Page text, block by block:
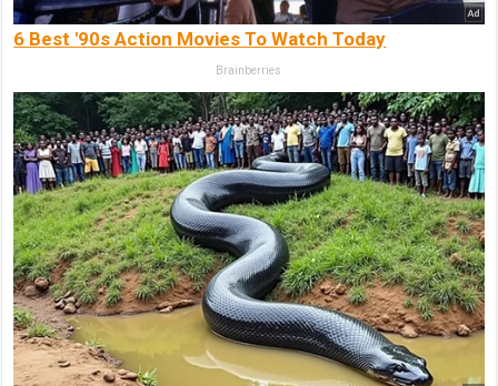
6 Best '90s Action Movies To Watch Today
Brainberries